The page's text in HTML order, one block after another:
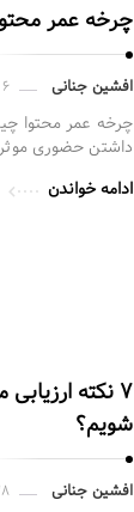
چرخه عمر محتوا چیست و ۷
افشین جنانی ۶ اردیبهشت ۱۴۰۲
داشتن حضوری
ادامه خواندن
۷ نکته
شویم؟
افشین جنانی ۲۸